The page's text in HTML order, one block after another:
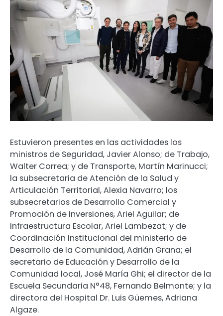
Estuvieron presentes en las actividades los
ministros de Seguridad, Javier Alonso; de Trabajo,
Walter Correa; y de Transporte, Martín Marinucci;
la subsecretaria de Atención de la Salud y
Articulación Territorial, Alexia Navarro; los
subsecretarios de Desarrollo Comercial y
Promoción de Inversiones, Ariel Aguilar; de
Infraestructura Escolar, Ariel Lambezat; y de
Coordinación Institucional del ministerio de
Desarrollo de la Comunidad, Adrián Grana; el
secretario de Educación y Desarrollo de la
Comunidad local, José María Ghi; el director de la
Escuela Secundaria N°48, Fernando Belmonte; y la
directora del Hospital Dr. Luis Güemes, Adriana
Algaze.